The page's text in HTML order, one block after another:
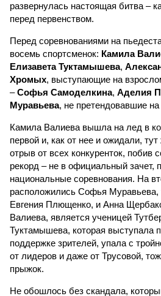
развернулась настоящая битва –
перед первенством.
Перед соревнованиями на
восемь спортсменок: Камила
Елизавета Туктамышева,
Хромых, выступающие на
–Софья Самоделкина, Аделия
Муравьева, не претендовавшие
Камила Валиева вышла на лед в
первой и, как от нее и ожидали,
отрыв от всех конкуренток, побив
рекорд – не в официальный зачет,
национальные соревнования. На
расположились Софья
Евгения Плющенко, и Анна
Валиева, является ученицей
Туктамышева, которая выступала
поддержке зрителей, упала с
от лидеров и даже от Трусовой,
прыжок.
Не обошлось без скандала,